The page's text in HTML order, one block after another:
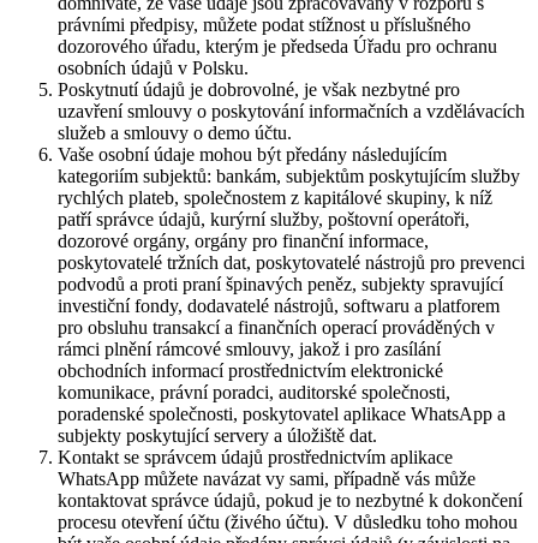
právními předpisy, můžete podat stížnost u příslušného
dozorového úřadu, kterým je předseda Úřadu pro ochranu
osobních údajů v Polsku.
Poskytnutí údajů je dobrovolné, je však nezbytné pro
uzavření smlouvy o poskytování informačních a vzdělávacích
služeb a smlouvy o demo účtu.
Vaše osobní údaje mohou být předány následujícím
kategoriím subjektů: bankám, subjektům poskytujícím služby
rychlých plateb, společnostem z kapitálové skupiny, k níž
patří správce údajů, kurýrní služby, poštovní operátoři,
dozorové orgány, orgány pro finanční informace,
poskytovatelé tržních dat, poskytovatelé nástrojů pro prevenci
podvodů a proti praní špinavých peněz, subjekty spravující
investiční fondy, dodavatelé nástrojů, softwaru a platforem
pro obsluhu transakcí a finančních operací prováděných v
rámci plnění rámcové smlouvy, jakož i pro zasílání
obchodních informací prostřednictvím elektronické
komunikace, právní poradci, auditorské společnosti,
poradenské společnosti, poskytovatel aplikace WhatsApp a
subjekty poskytující servery a úložiště dat.
Kontakt se správcem údajů prostřednictvím aplikace
WhatsApp můžete navázat vy sami, případně vás může
kontaktovat správce údajů, pokud je to nezbytné k dokončení
procesu otevření účtu (živého účtu). V důsledku toho mohou